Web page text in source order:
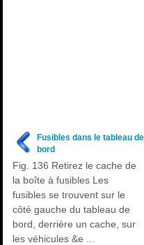
Fusibles dans le tableau de
bord
Fig. 136 Retirez le cache de
la boîte à fusibles Les
fusibles se trouvent sur le
côté gauche du tableau de
bord, derrière un cache, sur
les véhicules &e ...